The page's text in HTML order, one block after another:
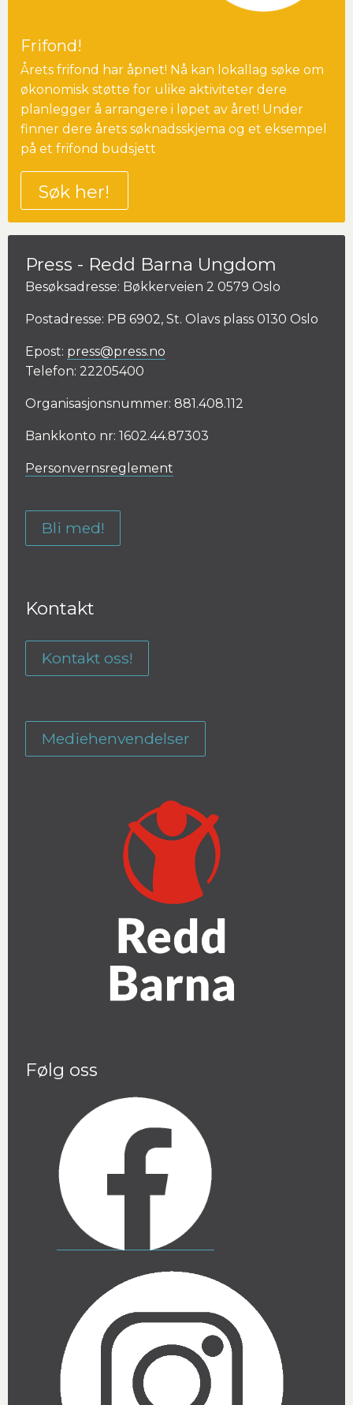
Frifond!
Årets frifond har åpnet! Nå kan lokallag søke om
økonomisk støtte for ulike aktiviteter dere
planlegger å arrangere i løpet av året! Under
finner dere årets søknadsskjema og et eksempel
på et frifond budsjett
Søk her!
Press - Redd Barna Ungdom
Besøksadresse: Bøkkerveien 2 0579 Oslo
Postadresse: PB 6902, St. Olavs plass 0130 Oslo
Epost: press@press.no
Telefon: 22205400
Organisasjonsnummer: 881.408.112
Bankkonto nr: 1602.44.87303
Personvernsreglement
Bli med!
Kontakt
Kontakt oss!
Mediehenvendelser
Følg oss